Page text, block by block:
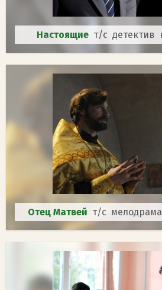
Настоящие т/с детектив
Отец Матвей т/с